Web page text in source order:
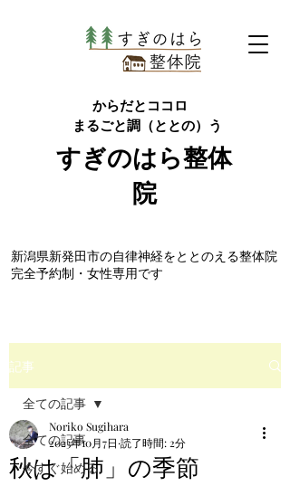
からだとココロ
まるごと調（ととの）う
すぎのはら整体
院
​新潟県新発田市の自律神経をととのえる整体院
完全予約制・女性専用です
記事
全ての記事
今すぐ始める
全ての記事
秋は「肺」の季節
Noriko Sugihara
2023年10月7日 読了時間: 2分